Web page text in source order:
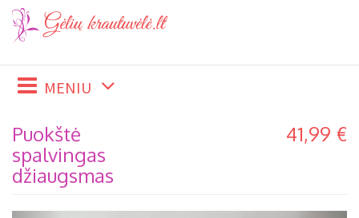
MENIU
Puokštė
spalvingas
džiaugsmas
41,99 €